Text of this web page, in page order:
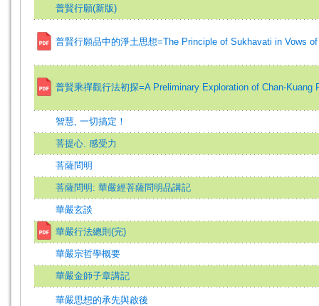
普賢行願(新版)
普賢行願品中的淨土思想=The Principle of Sukhavati in Vows
普賢乘禪觀行法初探=A Preliminary Exploration of Chan-Kuang
智慧, 一切搞定！
菩提心. 感受力
菩薩問明
菩薩問明: 華嚴經菩薩問明品講記
華嚴玄談
華嚴行法總則(完)
華嚴宗哲學概要
華嚴金師子章講記
華嚴思想的承先與啟後